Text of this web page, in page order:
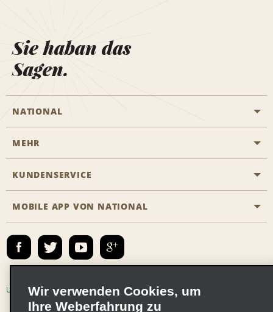
Sie haban das
Sagen.
NATIONAL
Eine Reservierung vornehmen
Das Business Rental Programm
Emerald Club Anmelden
MEHR
Karriere
KUNDENSERVICE
Barrierefreiheit
Kontakt
E-Mail anmelden
MOBILE APP VON NATIONAL
Unternehmensinformationen Nutzungsbedingungen
Wir verwenden Cookies, um
Ihre Weberfahrung zu